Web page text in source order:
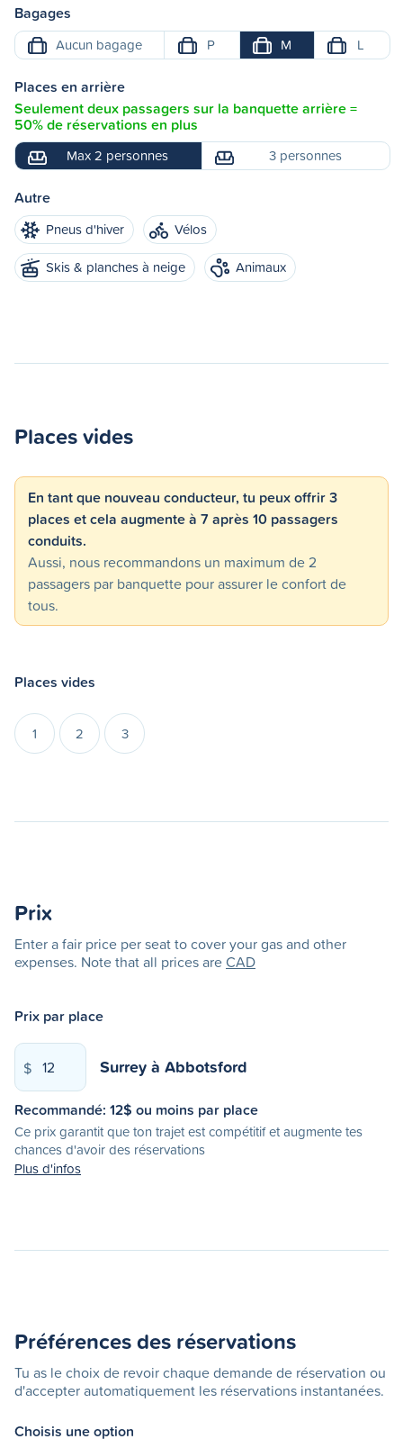
Bagages
Aucun bagage P M L
Places en arrière
Seulement deux passagers sur la banquette arrière =
50% de réservations en plus
Max 2 personnes 3 personnes
Autre
Pneus d'hiver
Vélos
Skis & planches à neige
Animaux
Places vides
En tant que nouveau conducteur, tu peux offrir 3
places et cela augmente à 7 après 10 passagers
conduits.
Aussi, nous recommandons un maximum de 2
passagers par banquette pour assurer le confort de
tous.
Places vides
1 2 3
Prix
Enter a fair price per seat to cover your gas and other
expenses. Note that all prices areCAD
Prix par place
$ Surreyà Abbotsford
Recommandé: 12$ ou moins par place
Ce prix garantit que ton trajet est compétitif et augmente tes
chances d'avoir des réservations
Plus d'infos
Préférences des réservations
Tu as le choix de revoir chaque demande de réservation ou
d'accepter automatiquement les réservations instantanées.
Choisis une option